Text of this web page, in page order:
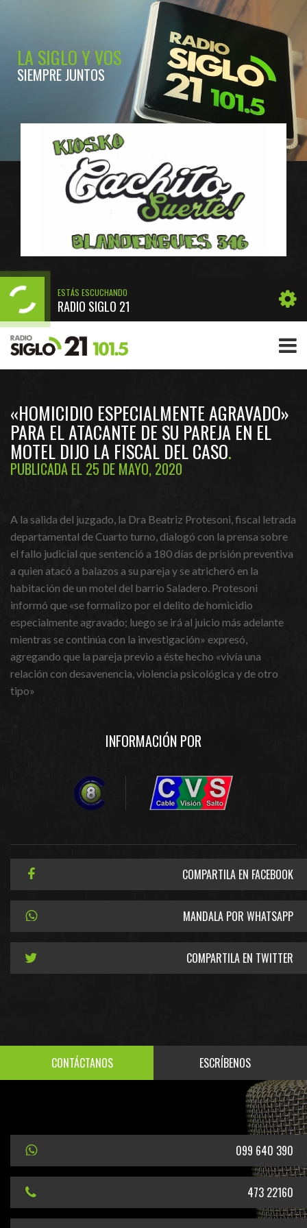
LA SIGLO Y VOS
SIEMPRE JUNTOS
ESTÁS ESCUCHANDO
RADIO SIGLO 21
«HOMICIDIO ESPECIALMENTE AGRAVADO»
PARA EL ATACANTE DE SU PAREJA EN EL
MOTEL DIJO LA FISCAL DEL CASO
PUBLICADA EL 25 DE MAYO, 2020
A la salida del juzgado, la Dra Beatriz Protesoni, fiscal letrada
departamental de Cuarto turno, dialogó con la prensa sobre
el fallo judicial que sentenció a 180 días de prisión preventiva
a quien atacó a balazos a su pareja y se atricheró en la
habitación de un motel del barrio Saladero. Protesoni
informó que «se formalizo por el delito de homicidio
especialmente agravado; luego se irá al juicio más adelante
mientras se continúa con la investigación» expresó,
agregando que la pareja previo a éste hecho «vivía una
relación con desavenencia, violencia psicológica y de otro
tipo»
INFORMACIÓN POR
COMPARTILA EN FACEBOOK
MANDALA POR WHATSAPP
COMPARTILA EN TWITTER
CONTÁCTANOS ESCRÍBENOS
099 640 390
473 22160